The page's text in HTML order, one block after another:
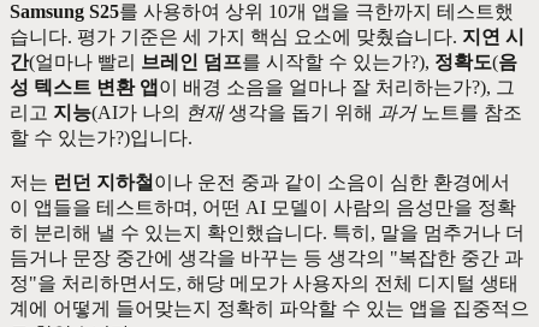
Samsung S25를 사용하여 상위 10개 앱을 극한까지 테스트했
습니다. 평가 기준은 세 가지 핵심 요소에 맞췄습니다. 지연 시
간(얼마나 빨리 브레인 덤프를 시작할 수 있는가?), 정확도(음
성 텍스트 변환 앱 이 배경 소음을 얼마나 잘 처리하는가?), 그
리고 지능(AI가 나의 현재생각을 돕기 위해 과거노트를 참조
할 수 있는가?)입니다.
저는 런던 지하철 이나 운전 중과 같이 소음이 심한 환경에서
이 앱들을 테스트하며, 어떤 AI 모델이 사람의 음성만을 정확
히 분리해 낼 수 있는지 확인했습니다. 특히, 말을 멈추거나 더
듬거나 문장 중간에 생각을 바꾸는 등 생각의 "복잡한 중간 과
정"을 처리하면서도, 해당 메모가 사용자의 전체 디지털 생태
계에 어떻게 들어맞는지 정확히 파악할 수 있는 앱을 집중적으